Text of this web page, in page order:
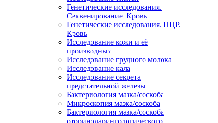
Генетические исследования.
Секвенирование. Кровь
Генетические исследования. ПЦР.
Кровь
Исследование кожи и её
производных
Исследование грудного молока
Исследование кала
Исследование секрета
предстательной железы
Бактериология мазка/соскоба
Микроскопия мазка/соскоба
Бактериология мазка/соскоба
оториноларингологического